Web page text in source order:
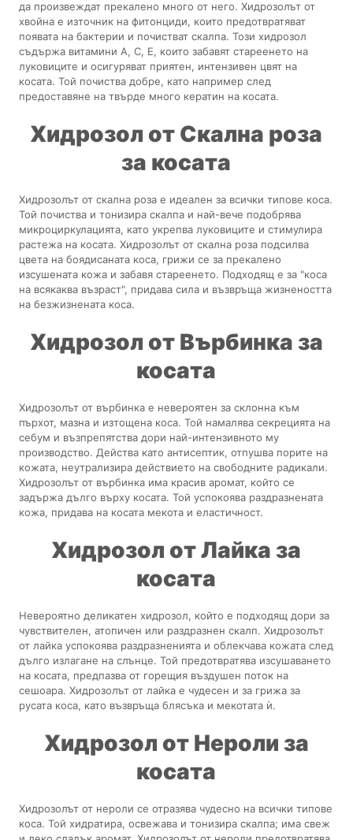
да произвеждат прекалено много от него. Хидрозолът от
хвойна е източник на фитонциди, които предотвратяват
появата на бактерии и почистват скалпа. Този хидрозол
съдържа витамини А, С, Е, които забавят стареенето на
луковиците и осигуряват приятен, интензивен цвят на
косата. Той почиства добре, като например след
предоставяне на твърде много кератин на косата.
Хидрозол от Скална роза
за косата
Хидрозолът от скална роза е идеален за всички типове коса.
Той почиства и тонизира скалпа и най-вече подобрява
микроциркулацията, като укрепва луковиците и стимулира
растежа на косата. Хидрозолът от скална роза подсилва
цвета на боядисаната коса, грижи се за прекалено
изсушената кожа и забавя стареенето. Подходящ е за "коса
на всякаква възраст", придава сила и възвръща жизнеността
на безжизнената коса.
Хидрозол от Върбинка за
косата
Хидрозолът от върбинка е невероятен за склонна към
пърхот, мазна и изтощена коса. Той намалява секрецията на
себум и възпрепятства дори най-интензивното му
производство. Действа като антисептик, отпушва порите на
кожата, неутрализира действието на свободните радикали.
Хидрозолът от върбинка има красив аромат, който се
задържа дълго върху косата. Той успокоява раздразнената
кожа, придава на косата мекота и еластичност.
Хидрозол от Лайка за
косата
Невероятно деликатен хидрозол, който е подходящ дори за
чувствителен, атопичен или раздразнен скалп. Хидрозолът
от лайка успокоява раздразненията и облекчава кожата след
дълго излагане на слънце. Той предотвратява изсушаването
на косата, предпазва от горещия въздушен поток на
сешоара. Хидрозолът от лайка е чудесен и за грижа за
русата коса, като възвръща блясъка и мекотата ѝ.
Хидрозол от Нероли за
косата
Хидрозолът от нероли се отразява чудесно на всички типове
коса. Той хидратира, освежава и тонизира скалпа; има свеж